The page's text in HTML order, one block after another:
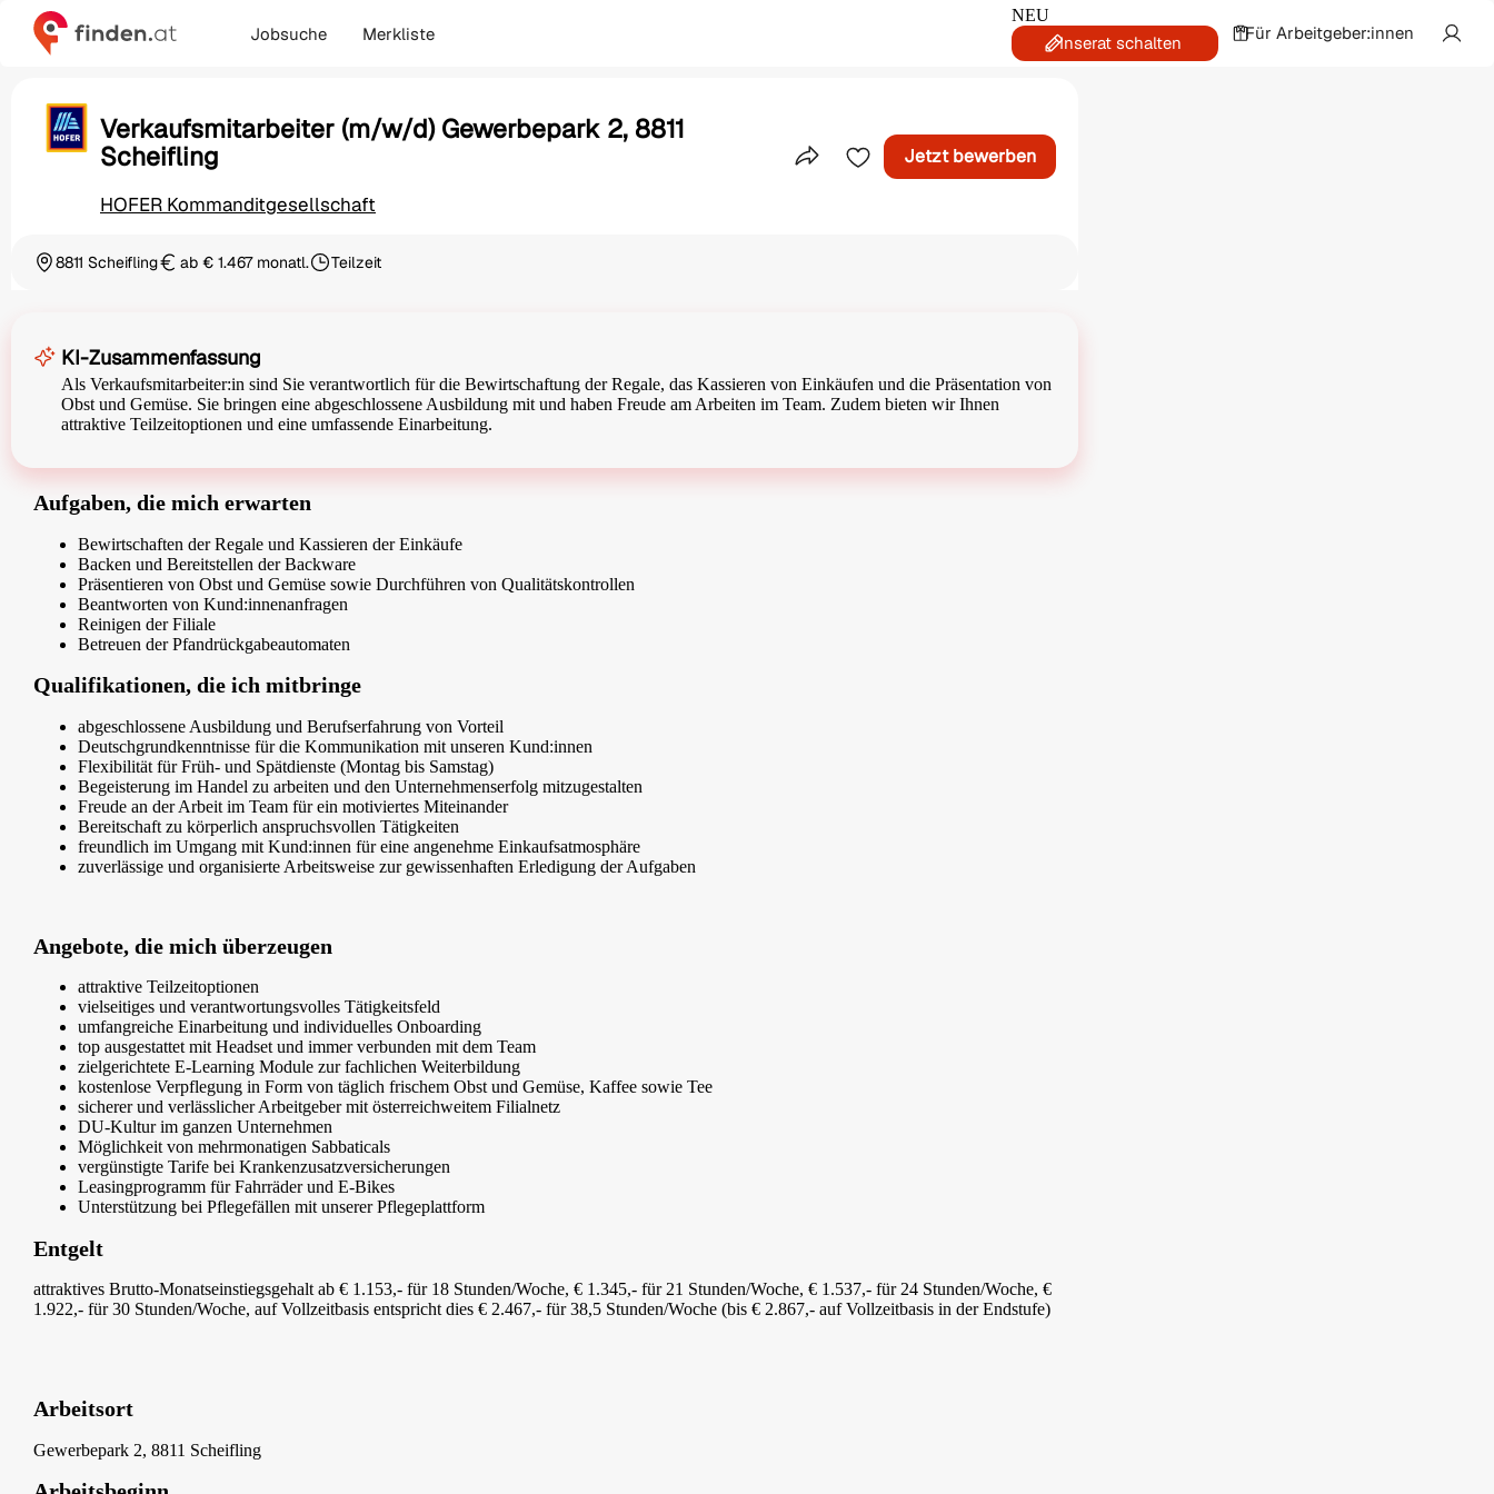
Jobsuche Merkliste
NEU
Inserat schalten Für Arbeitgeber:innen
Verkaufsmitarbeiter (m/w/d) Gewerbepark 2, 8811
Scheifling
HOFER Kommanditgesellschaft
Teile dieses Inserat
Jetzt bewerben
Ortschaft
8811 ScheiflingGehaltab € 1.467 monatl.Beschäftigungsart
Teilzeit
KI-Zusammenfassung
Als Verkaufsmitarbeiter:in sind Sie verantwortlich für die Bewirtschaftung der Regale, das Kassieren von Einkäufen und die Präsentation von
Obst und Gemüse. Sie bringen eine abgeschlossene Ausbildung mit und haben Freude am Arbeiten im Team. Zudem bieten wir Ihnen
attraktive Teilzeitoptionen und eine umfassende Einarbeitung.
Aufgaben, die mich erwarten
Bewirtschaften der Regale und Kassieren der Einkäufe
Backen und Bereitstellen der Backware
Präsentieren von Obst und Gemüse sowie Durchführen von Qualitätskontrollen
Beantworten von Kund:innenanfragen
Reinigen der Filiale
Betreuen der Pfandrückgabeautomaten
Qualifikationen, die ich mitbringe
abgeschlossene Ausbildung und Berufserfahrung von Vorteil
Deutschgrundkenntnisse für die Kommunikation mit unseren Kund:innen
Flexibilität für Früh- und Spätdienste (Montag bis Samstag)
Begeisterung im Handel zu arbeiten und den Unternehmenserfolg mitzugestalten
Freude an der Arbeit im Team für ein motiviertes Miteinander
Bereitschaft zu körperlich anspruchsvollen Tätigkeiten
freundlich im Umgang mit Kund:innen für eine angenehme Einkaufsatmosphäre
zuverlässige und organisierte Arbeitsweise zur gewissenhaften Erledigung der Aufgaben
Angebote, die mich überzeugen
attraktive Teilzeitoptionen
vielseitiges und verantwortungsvolles Tätigkeitsfeld
umfangreiche Einarbeitung und individuelles Onboarding
top ausgestattet mit Headset und immer verbunden mit dem Team
zielgerichtete E-Learning Module zur fachlichen Weiterbildung
kostenlose Verpflegung in Form von täglich frischem Obst und Gemüse, Kaffee sowie Tee
sicherer und verlässlicher Arbeitgeber mit österreichweitem Filialnetz
DU-Kultur im ganzen Unternehmen
Möglichkeit von mehrmonatigen Sabbaticals
vergünstigte Tarife bei Krankenzusatzversicherungen
Leasingprogramm für Fahrräder und E-Bikes
Unterstützung bei Pflegefällen mit unserer Pflegeplattform
Entgelt
attraktives Brutto-Monatseinstiegsgehalt ab € 1.153,- für 18 Stunden/Woche, € 1.345,- für 21 Stunden/Woche, € 1.537,- für 24 Stunden/Woche, €
1.922,- für 30 Stunden/Woche, auf Vollzeitbasis entspricht dies € 2.467,- für 38,5 Stunden/Woche (bis € 2.867,- auf Vollzeitbasis in der Endstufe)
Arbeitsort
Gewerbepark 2, 8811 Scheifling